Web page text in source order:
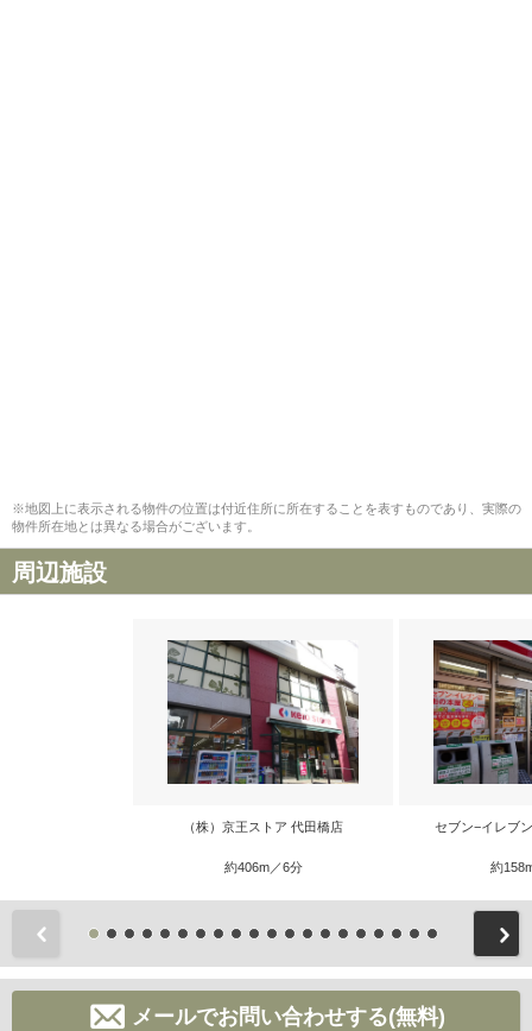
※地図上に表示される物件の位置は付近住所に所在することを表すものであり、実際の
物件所在地とは異なる場合がございます。
周辺施設
（株）京王ストア 代田橋店
約406m／6分
セブン−イレブ
約
メールでお問い合わせする(無料)